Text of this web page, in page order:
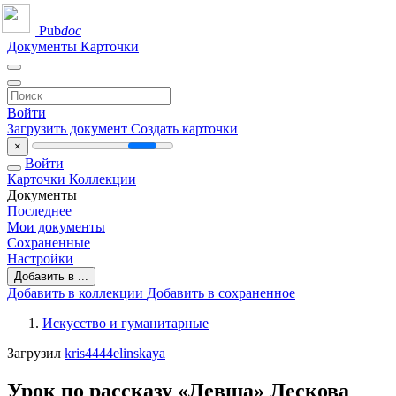
Pubdoc
Документы Карточки
Войти
Загрузить документ Создать карточки
×
Войти
Карточки Коллекции
Документы
Последнее
Мои документы
Сохраненные
Настройки
Добавить в ...
Добавить в коллекции Добавить в сохраненное
Искусство и гуманитарные
Загрузил kris4444elinskaya
Урок по рассказу «Левша» Лескова